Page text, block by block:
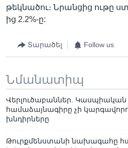
թեկնածու։ Նրանցից ութը
ից 2.2%-ը:
Տարածել Follow us
Նմանատիպ
Վերլուծաբաններ.
համաձայնագիրը չի
խնդիրները
Թուրքմենստանի նախագահը